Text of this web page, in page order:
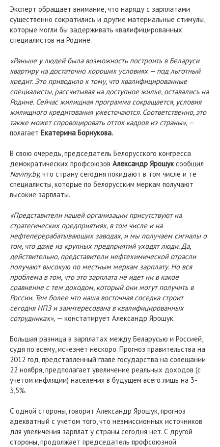
Эксперт обращает внимание, что наряду с зарплатами
существенно сократились и другие материальные стимулы,
которые могли бы задерживать квалифицированных
специалистов на Родине.
«Раньше у людей была возможность построить в Беларуси
квартиру на достаточно хороших условиях — под льготный
кредит. Это приводило к тому, что квалифицированные
специалисты, рассчитывая на доступное жилье, оставались на
Родине. Сейчас жилищная программа сокращается, условия
жилищного кредитования ужесточаются. Соответственно, это
также может спровоцировать отток кадров из страны», —
полагает Екатерина Борнукова.
В свою очередь, председатель Белорусского конгресса
демократических профсоюзов Александр Ярошуксообщил
Naviny.by, что страну сегодня покидают в том числе и те
специалисты, которые по белорусским меркам получают
высокие зарплаты.
«Представители нашей организации присутствуют на
стратегических предприятиях, в том числе и на
нефтеперерабатывающих заводах, и мы получаем сигналы о
том, что даже из крупных предприятий уходят люди. Да,
действительно, представители нефтехимической отрасли
получают высокую по местным меркам зарплату. Но вся
проблема в том, что это зарплата не идет ни в какое
сравнение с тем доходом, который они могут получить в
России. Тем более что наша восточная соседка строит
сегодня НПЗ и заинтересована в квалифицированных
сотрудниках», — констатирует Александр Ярошук.
Большая разница в зарплатах между Беларусью и Россией,
судя по всему, исчезнет нескоро. Прогноз правительства на
2012 год, представленный главе государства на совещании
22 ноября, предполагает увеличение реальных доходов (с
учетом инфляции) населения в будущем всего лишь на 3-
3,5%.
С одной стороны, говорит Александр Ярошук, прогноз
адекватный с учетом того, что неэмиссионных источников
для увеличения зарплат у страны сегодня нет. С другой
стороны, продолжает председатель профсоюзной